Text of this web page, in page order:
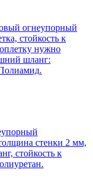
огнеупорный
стойкость к
нужно
шланг:
стенки 2 мм,
стойкость к